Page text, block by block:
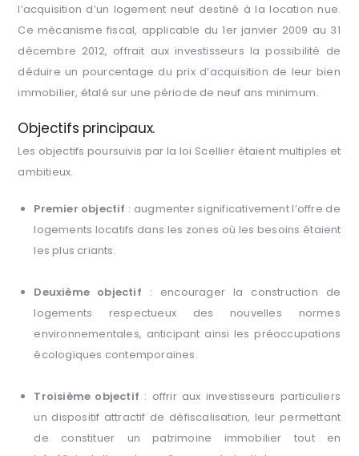
l’acquisition d’un logement neuf destiné à la location nue.
Ce mécanisme fiscal, applicable du 1er janvier 2009 au 31
décembre 2012, offrait aux investisseurs la possibilité de
déduire un pourcentage du prix d’acquisition de leur bien
immobilier, étalé sur une période de neuf ans minimum.
Objectifs principaux.
Les objectifs poursuivis par la loi Scellier étaient multiples et
ambitieux.
Premier objectif : augmenter significativement l’offre de
logements locatifs dans les zones où les besoins étaient
les plus criants.
Deuxième objectif : encourager la construction de
logements respectueux des nouvelles normes
environnementales, anticipant ainsi les préoccupations
écologiques contemporaines.
Troisième objectif : offrir aux investisseurs particuliers
un dispositif attractif de défiscalisation, leur permettant
de constituer un patrimoine immobilier tout en